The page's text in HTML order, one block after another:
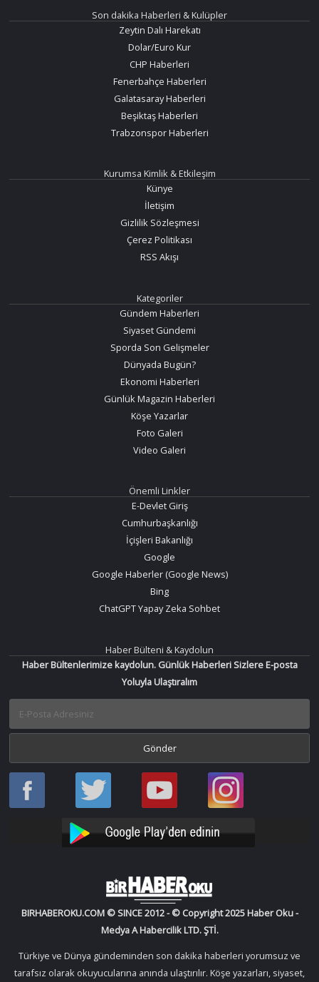
Son dakika Haberleri & Kulüpler
Zeytin Dalı Harekatı
Dolar/Euro Kur
CHP Haberleri
Fenerbahçe Haberleri
Galatasaray Haberleri
Beşiktaş Haberleri
Trabzonspor Haberleri
Kurumsa Kimlik & Etkileşim
Künye
İletişim
Gizlilik Sözleşmesi
Çerez Politikası
RSS Akışı
Kategoriler
Gündem Haberleri
Siyaset Gündemi
Sporda Son Gelişmeler
Dünyada Bugün?
Ekonomi Haberleri
Günlük Magazin Haberleri
Köşe Yazarlar
Foto Galeri
Video Galeri
Önemli Linkler
E-Devlet Giriş
Cumhurbaşkanlığı
İçişleri Bakanlığı
Google
Google Haberler (Google News)
Bing
ChatGPT Yapay Zeka Sohbet
Haber Bülteni & Kaydolun
Haber Bültenlerimize kaydolun. Günlük Haberleri Sizlere E-posta
Yoluyla Ulaştıralım
Haber
Oku
Haber
Oku
Bir
Haber
YouTube
Bir
Haber
Instagram
BIRHABEROKU.COM © SINCE 2012 - © Copyright 2025 Haber Oku -
Medya A Habercilik LTD. ŞTİ.
Türkiye ve Dünya gündeminden son dakika haberleri yorumsuz ve
tarafsız olarak okuyucularına anında ulaştırılır. Köşe yazarları, siyaset,